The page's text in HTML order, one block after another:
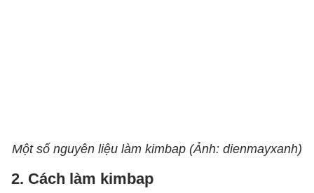
Một số nguyên liệu làm kimbap (Ảnh: dienmayxanh)
2. Cách làm kimbap